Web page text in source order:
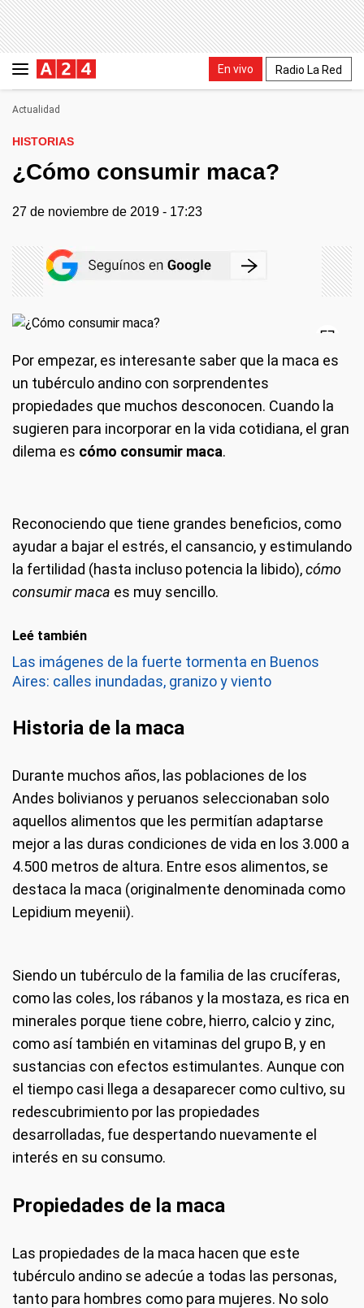
En vivo Radio La Red
Actualidad
HISTORIAS
¿Cómo consumir maca?
27 de noviembre de 2019 - 17:23
Por empezar, es interesante saber que la maca es
un tubérculo andino con sorprendentes
propiedades que muchos desconocen. Cuando la
sugieren para incorporar en la vida cotidiana, el gran
dilema es cómo consumir maca.
Reconociendo que tiene grandes beneficios, como
ayudar a bajar el estrés, el cansancio, y estimulando
la fertilidad (hasta incluso potencia la libido),cómo
consumir maca es muy sencillo.
Leé también
Las imágenes de la fuerte tormenta en Buenos
Aires: calles inundadas, granizo y viento
Historia de la maca
Durante muchos años, las poblaciones de los
Andes bolivianos y peruanos seleccionaban solo
aquellos alimentos que les permitían adaptarse
mejor a las duras condiciones de vida en los 3.000 a
4.500 metros de altura. Entre esos alimentos, se
destaca la maca (originalmente denominada como
Lepidium meyenii).
Siendo un tubérculo de la familia de las crucíferas,
como las coles, los rábanos y la mostaza, es rica en
minerales porque tiene cobre, hierro, calcio y zinc,
como así también en vitaminas del grupo B, y en
sustancias con efectos estimulantes. Aunque con
el tiempo casi llega a desaparecer como cultivo, su
redescubrimiento por las propiedades
desarrolladas, fue despertando nuevamente el
interés en su consumo.
Propiedades de la maca
Las propiedades de la maca hacen que este
tubérculo andino se adecúe a todas las personas,
tanto para hombres como para mujeres. No solo